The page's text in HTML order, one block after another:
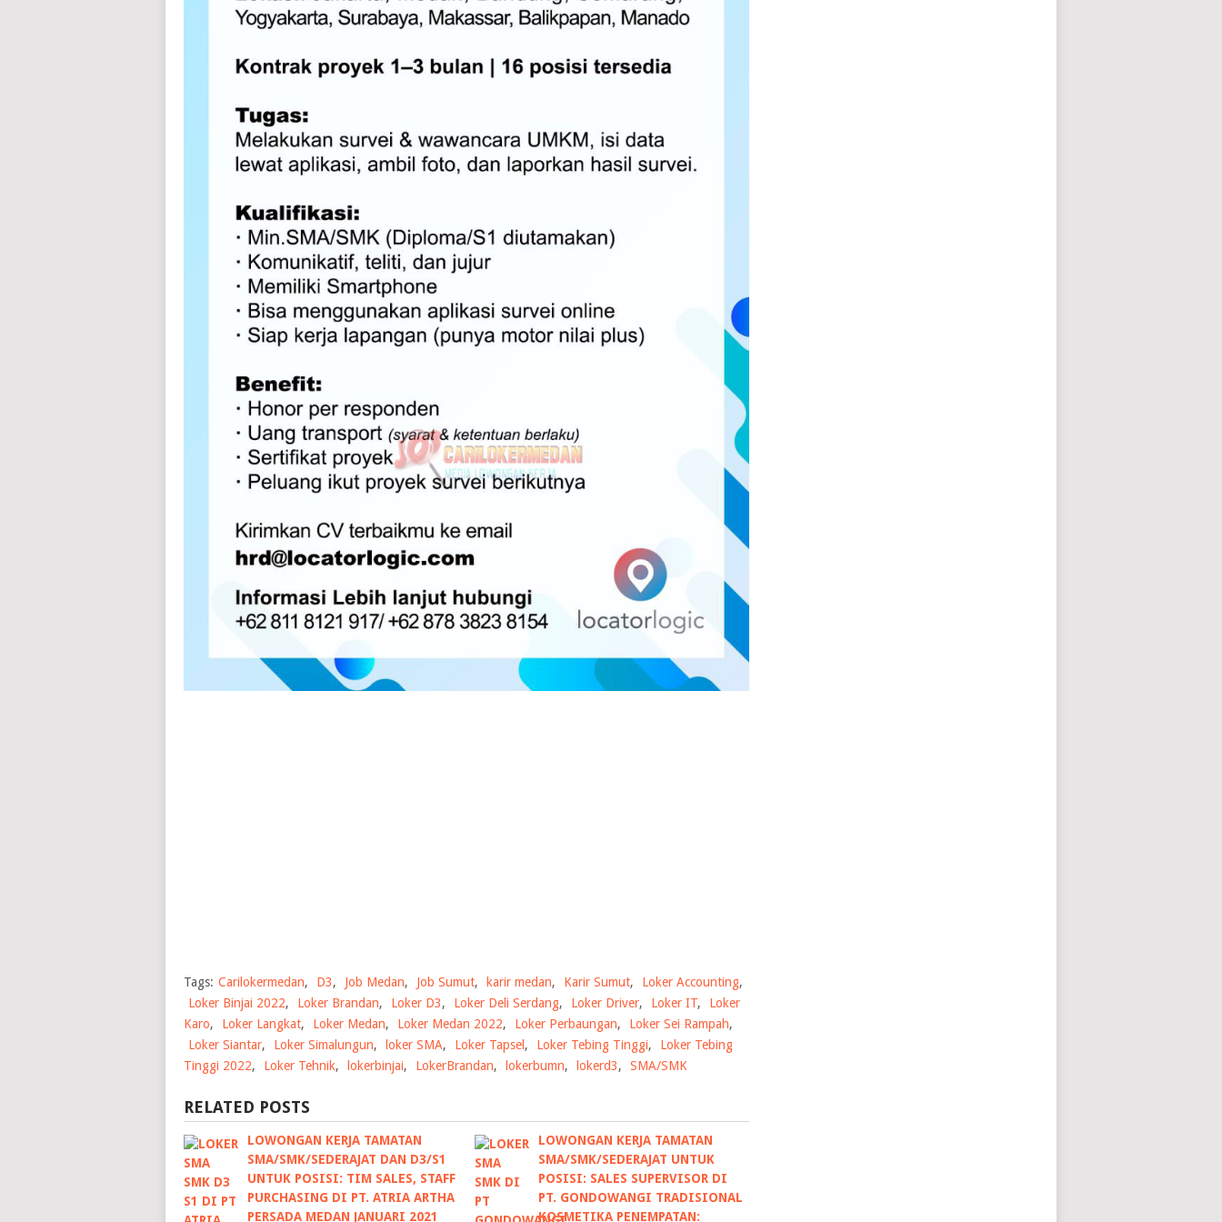
Tags: Carilokermedan, D3, Job Medan, Job Sumut, karir medan, Karir Sumut, Loker Accounting,
Loker Binjai 2022, Loker Brandan, Loker D3, Loker Deli Serdang, Loker Driver, Loker IT,
Loker
Karo, Loker Langkat, Loker Medan, Loker Medan 2022, Loker Perbaungan, Loker Sei Rampah,
Loker Siantar, Loker Simalungun, loker SMA, Loker Tapsel , Loker Tebing Tinggi,
Loker Tebing
Tinggi 2022, Loker Tehnik, lokerbinjai, LokerBrandan, lokerbumn, lokerd3, SMA/SMK
RELATED POSTS
LOWONGAN KERJA TAMATAN
SMA/SMK/SEDERAJAT DAN D3/S1
UNTUK POSISI: TIM SALES, STAFF
PURCHASING DI PT. ATRIA ARTHA
PERSADA MEDAN JANUARI 2021
LOWONGAN KERJA TAMATAN
SMA/SMK/SEDERAJAT UNTUK
POSISI: SALES SUPERVISOR DI
PT. GONDOWANGI TRADISIONAL
KOSMETIKA PENEMPATAN: